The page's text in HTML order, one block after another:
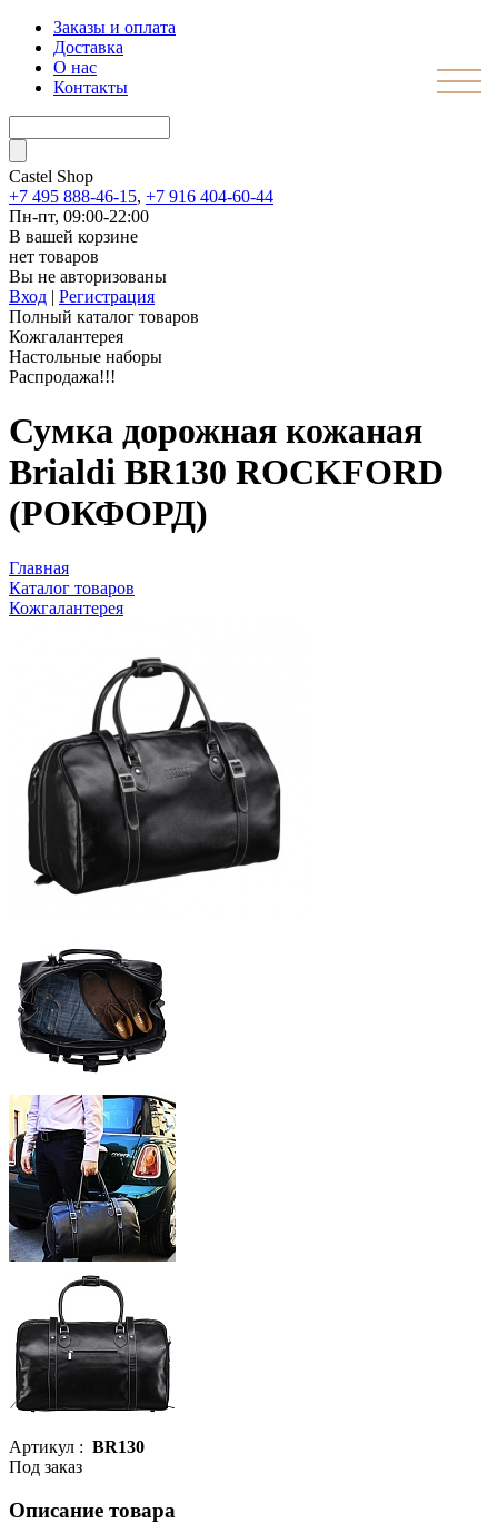
Заказы и оплата
Доставка
О нас
Контакты
Castel Shop
+7 495 888-46-15, +7 916 404-60-44
Пн-пт, 09:00-22:00
В вашей корзине
нет товаров
Вы не авторизованы
Вход | Регистрация
Полный каталог товаров
Кожгалантерея
Настольные наборы
Распродажа!!!
Сумка дорожная кожаная
Brialdi BR130 ROCKFORD
(РОКФОРД)
Главная
Каталог товаров
Кожгалантерея
Артикул : BR130
Под заказ
Описание товара